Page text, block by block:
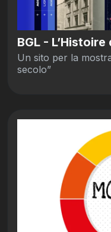
BGL - L’Histoire
Un sito per la
secolo”